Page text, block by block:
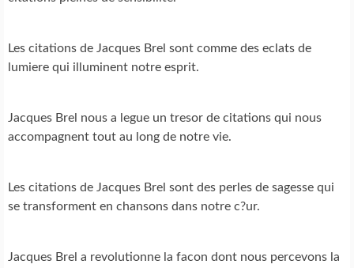
Les citations de Jacques Brel sont comme des eclats de
lumiere qui illuminent notre esprit.
Jacques Brel nous a legue un tresor de citations qui nous
accompagnent tout au long de notre vie.
Les citations de Jacques Brel sont des perles de sagesse qui
se transforment en chansons dans notre c?ur.
Jacques Brel a revolutionne la facon dont nous percevons la